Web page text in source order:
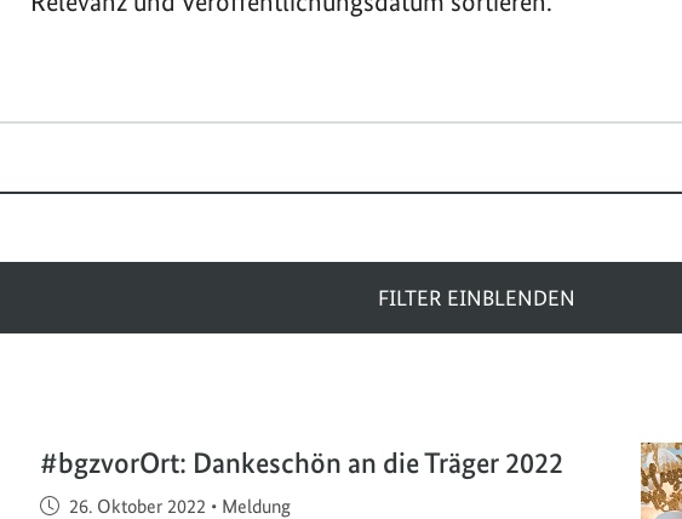
FILTER EINBLENDEN
#bgzvorOrt: Dankeschön an die Träger 2022
Veröffentlicht am
26. Oktober 2022 • Meldung